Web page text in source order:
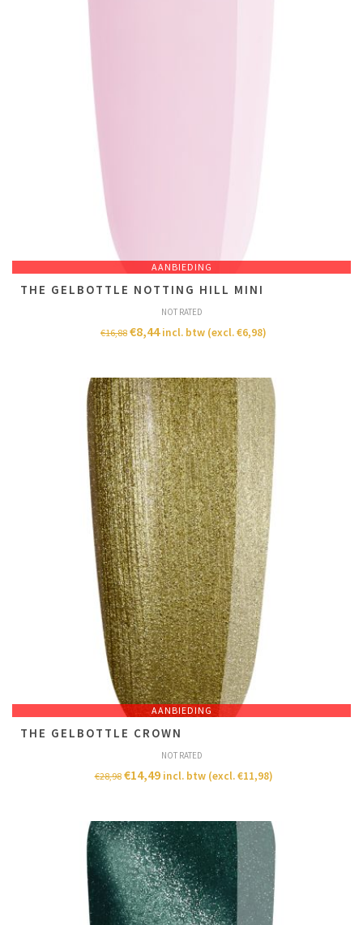
AANBIEDING
THE GELBOTTLE NOTTING HILL MINI
NOT RATED
€16,88 €8,44 incl. btw (excl.€6,98)
AANBIEDING
THE GELBOTTLE CROWN
NOT RATED
€28,98 €14,49 incl. btw (excl.€11,98)